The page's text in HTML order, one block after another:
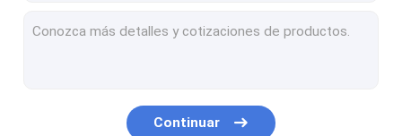
Ventilador no invasor de los cuidados en casa, máquina auto eléctrica, homecare, cpap auto del de 30dB CPAP
cama del teatro de operación de control del microordenador
Continuar